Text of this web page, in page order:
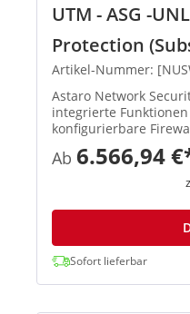
UTM - ASG -
Protection
Artikel-Nummer:
Astaro Network
integrierte
konfigurierbare
Schutz vor Denial-of-
verschiedene Tools
Datenverkehrs sowie
Ab 6.566,94
Sofort lieferbar